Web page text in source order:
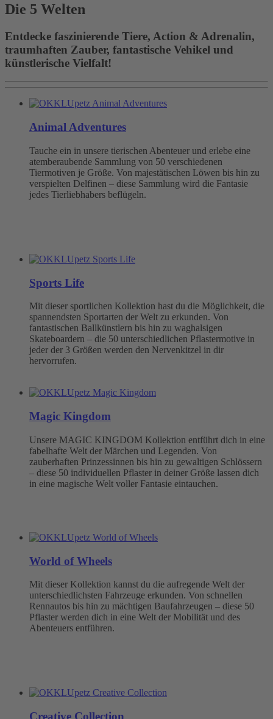
Die 5 Welten
Entdecke faszinierende Tiere, Action & Adrenalin,
traumhaften Zauber, fantastische Vehikel und
künstlerische Vielfalt!
Animal Adventures
Tauche ein in unsere tierischen Abenteuer und erlebe eine
atemberaubende Sammlung von 50 verschiedenen
Tiermotiven je Größe. Von majestätischen Löwen bis hin zu
verspielten Delfinen – diese Sammlung wird die Fantasie
jedes Tierliebhabers beflügeln.
Sports Life
Mit dieser sportlichen Kollektion hast du die Möglichkeit, die
spannendsten Sportarten der Welt zu erkunden. Von
fantastischen Ballkünstlern bis hin zu waghalsigen
Skateboardern – die 50 unterschiedlichen Pflastermotive in
jeder der 3 Größen werden den Nervenkitzel in dir
hervorrufen.
Magic Kingdom
Unsere MAGIC KINGDOM Kollektion entführt dich in eine
fabelhafte Welt der Märchen und Legenden. Von
zauberhaften Prinzessinnen bis hin zu gewaltigen Schlössern
– diese 50 individuellen Pflaster in deiner Größe lassen dich
in eine magische Welt voller Fantasie eintauchen.
World of Wheels
Mit dieser Kollektion kannst du die aufregende Welt der
unterschiedlichsten Fahrzeuge erkunden. Von schnellen
Rennautos bis hin zu mächtigen Baufahrzeugen – diese 50
Pflaster werden dich in eine Welt der Mobilität und des
Abenteuers entführen.
Creative Collection